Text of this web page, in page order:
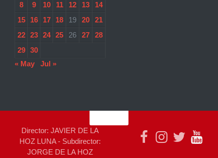
8
9 10 11 12 13
14
15
16 17 18 19 20
21
22
23 24 25 26 27
28
29
30
« May
Jul »
Director: JAVIER DE LA
HOZ LUNA - Subdirector:
JORGE DE LA HOZ